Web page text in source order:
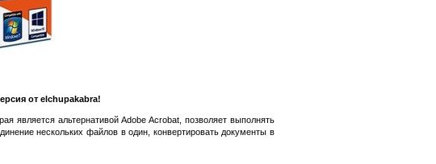
от elchupakabra!
альтернативой Adobe Acrobat, позволяет выполнять
нескольких файлов в один, конвертировать документы в